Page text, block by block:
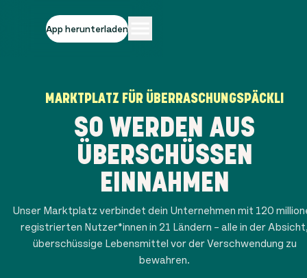
App herunterladen
MARKTPLATZ FÜR ÜBERRASCHUNGSPÄCKLI
SO WERDEN AUS
ÜBERSCHÜSSEN
EINNAHMEN
Unser Marktplatz verbindet dein Unternehmen mit 120
registrierten Nutzer*innen in 21 Ländern – alle in der
überschüssige Lebensmittel vor der Verschwendung zu
bewahren.